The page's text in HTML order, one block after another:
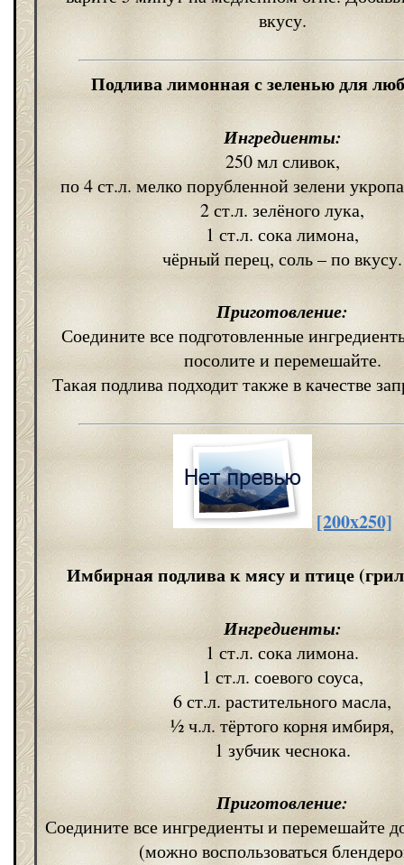
вкусу.
Подлива лимонная с зеленью для
Ингредиенты:
250 мл сливок,
по 4 ст.л. мелко порубленной зелени
2 ст.л. зелёного лука,
1 ст.л. сока лимона,
чёрный перец, соль – по вкусу.
Приготовление:
Соедините все подготовленные
посолите и перемешайте.
Такая подлива подходит также в качестве
[200x250]
Имбирная подлива к мясу и птице
Ингредиенты:
1 ст.л. сока лимона.
1 ст.л. соевого соуса,
6 ст.л. растительного масла,
½ ч.л. тёртого корня имбиря,
1 зубчик чеснока.
Приготовление:
Соедините все ингредиенты и перемешайте
(можно воспользоваться